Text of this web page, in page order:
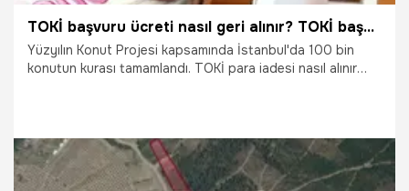
TOKİ başvuru ücreti nasıl geri alınır? TOKİ başvuru parası iadesi yapılacak mı? TOKİ başvuru ücreti ne zaman alınacak?
Yüzyılın Konut Projesi kapsamında İstanbul'da 100 bin
konutun kurası tamamlandı. TOKİ para iadesi nasıl alınır
TOKİ başvuru ücreti ne zaman alınacak? İşte merak edilen
detaylar...